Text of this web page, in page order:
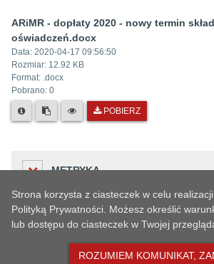
ARiMR - dopłaty 2020 - nowy termin
oświadczeń.docx
Data: 2020-04-17 09:56:50
Rozmiar: 12.92 KB
Format: .docx
Pobrano: 0
POBIERZ
METRYKA
Liczba odwiedzin
Strona korzysta z ciasteczek w celu
Polityką Prywatności. Możesz określić
lub dostępu do ciasteczek w Twojej
ROZUMIEM KOMUNIKAT,